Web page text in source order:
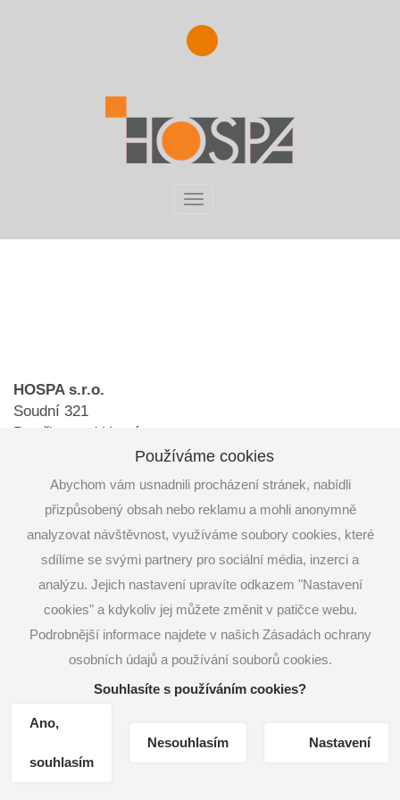
HOSPA s.r.o.
Soudní 321
Bystřice pod Hostýnem
IČ: 18189121
DIČ: CZ18189121
Potahovaná lepenka Ing. Petr Janovský
733 643 043
petr@hasslers.cz
Výroba z PVC, durofolu David Hradílek
730 575 575
david@hasslers.cz
Fakturační oddělení Markéta Hradílková
Používáme cookies
Abychom vám usnadnili procházení stránek, nabídli
přizpůsobený obsah nebo reklamu a mohli anonymně
analyzovat návštěvnost, využíváme soubory cookies, které
sdílíme se svými partnery pro sociální média, inzerci a
analýzu. Jejich nastavení upravíte odkazem "Nastavení
cookies" a kdykoliv jej můžete změnit v patičce webu.
Podrobnější informace najdete v našich Zásadách ochrany
osobních údajů a používání souborů cookies.
Souhlasíte s používáním cookies?
Ano,
souhlasím
Nesouhlasím Nastavení